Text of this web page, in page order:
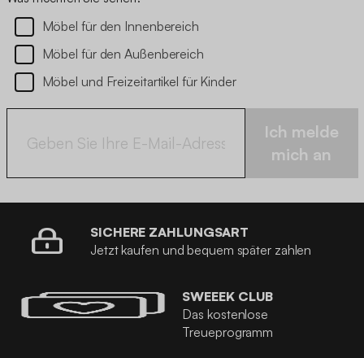
Möbel für den Innenbereich
Möbel für den Außenbereich
Möbel und Freizeitartikel für Kinder
Ich melde
mich an
SICHERE ZAHLUNGSART
Jetzt kaufen und bequem später zahlen
SWEEEK CLUB
Das kostenlose
Treueprogramm